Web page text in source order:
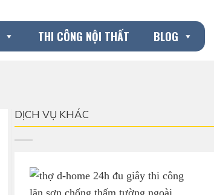
THI CÔNG NỘI THẤT BLOG
DỊCH VỤ KHÁC